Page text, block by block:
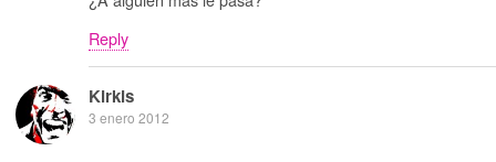
Reply
Kirkis
3 enero 2012